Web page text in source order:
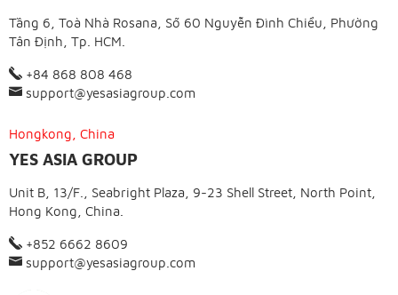
Tầng 6, Toà Nhà Rosana, Số 60 Nguyễn Đình Chiểu, Phường
Tân Định, Tp. HCM.
+84 868 808 468
support@yesasiagroup.com
Hongkong, China
YES ASIA GROUP
Unit B, 13/F., Seabright Plaza, 9-23 Shell Street, North Point,
Hong Kong, China.
+852 6662 8609
support@yesasiagroup.com